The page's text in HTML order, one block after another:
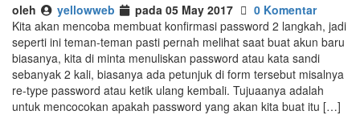
oleh yellowweb pada 05 May 2017
0 Komentar
Kita akan mencoba membuat konfirmasi password 2 langkah, jadi
seperti ini teman-teman pasti pernah melihat saat buat akun baru
biasanya, kita di minta menuliskan password atau kata sandi
sebanyak 2 kali, biasanya ada petunjuk di form tersebut misalnya
re-type password atau ketik ulang kembali. Tujuaanya adalah
untuk mencocokan apakah password yang akan kita buat itu […]